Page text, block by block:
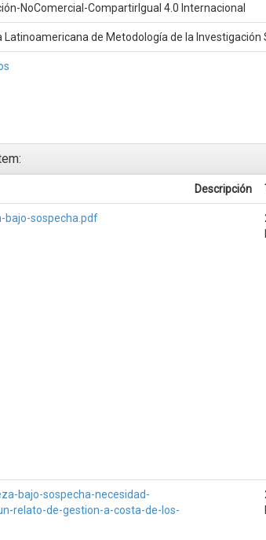
NoComercial-CompartirIgual 4.0 Internacional
Latinoamericana de Metodología de la Investigación
Descripción
bajo-sospecha.pdf
bajo-sospecha-necesidad-
relato-de-gestion-a-costa-de-los-